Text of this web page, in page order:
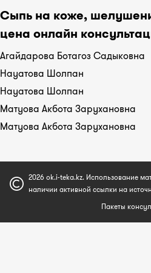
Сыпь на коже,
цена онлайн
Агайдарова Ботагоз Садыковна
Науатова Шолпан
Науатова Шолпан
Матуова Акбота Зарухановна
Матуова Акбота Зарухановна
2026 ok.i-teka.kz. Использование
наличии активной ссылки на
Пакеты